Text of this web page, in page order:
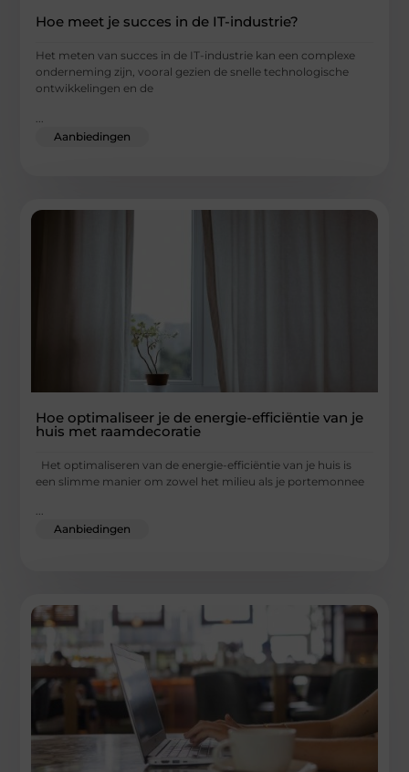
Hoe meet je succes in de IT-industrie?
Het meten van succes in de IT-industrie kan een complexe
onderneming zijn, vooral gezien de snelle technologische
ontwikkelingen en de
Aanbiedingen
Hoe optimaliseer je de energie-efficiëntie van je
huis met raamdecoratie
Het optimaliseren van de energie-efficiëntie van je huis is
een slimme manier om zowel het milieu als je portemonnee
...
Aanbiedingen